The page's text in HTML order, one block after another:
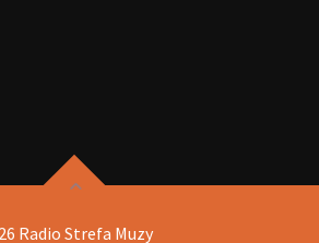
Radio Strefa Muzy